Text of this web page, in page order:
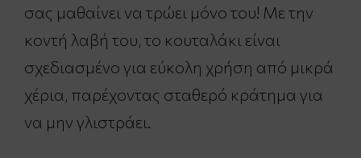
σας μαθαίνει να τρώει μόνο του! Με την
κοντή λαβή του, το κουταλάκι είναι
σχεδιασμένο για εύκολη χρήση από μικρά
χέρια, παρέχοντας σταθερό κράτημα για
να μην γλιστράει.